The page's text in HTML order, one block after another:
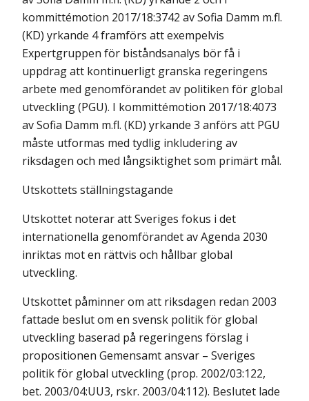
kommittémotion 2017/18:3742 av Sofia Damm m.fl.
(KD) yrkande 4 framförs att exempelvis
Expertgruppen för biståndsanalys bör få i
uppdrag att kontinuerligt granska regeringens
arbete med genomförandet av politiken för global
utveckling (PGU). I kommittémotion 2017/18:4073
av Sofia Damm m.fl. (KD) yrkande 3 anförs att PGU
måste utformas med tydlig inkludering av
riksdagen och med långsiktighet som primärt mål.
Utskottets ställningstagande
Utskottet noterar att Sveriges fokus i det
internationella genomförandet av Agenda 2030
inriktas mot en rättvis och hållbar global
utveckling.
Utskottet påminner om att riksdagen redan 2003
fattade beslut om en svensk politik för global
utveckling baserad på regeringens förslag i
propositionen Gemensamt ansvar – Sveriges
politik för global utveckling (prop. 2002/03:122,
bet. 2003/04:UU3, rskr. 2003/04:112). Beslutet lade